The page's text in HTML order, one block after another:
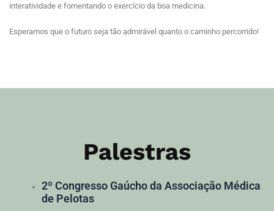
interatividade e fomentando o exercício da boa medicina.
Esperamos que o futuro seja tão admirável quanto o caminho percorrido!
Palestras
2º Congresso Gaúcho da Associação Médica
de Pelotas